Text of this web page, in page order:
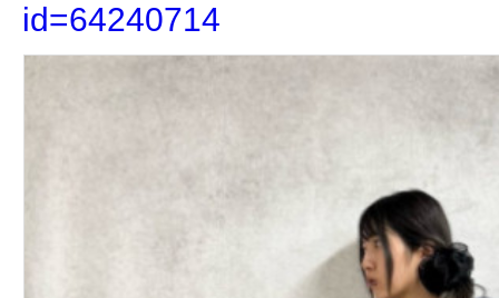
id=64240714